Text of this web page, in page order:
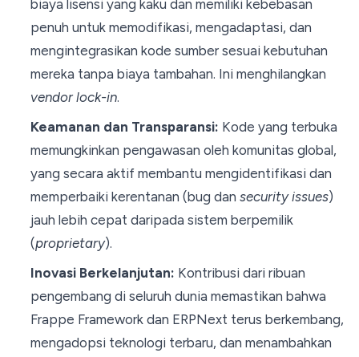
biaya lisensi yang kaku dan memiliki kebebasan
penuh untuk memodifikasi, mengadaptasi, dan
mengintegrasikan kode sumber sesuai kebutuhan
mereka tanpa biaya tambahan. Ini menghilangkan
vendor lock-in.
Keamanan dan Transparansi: Kode yang terbuka
memungkinkan pengawasan oleh komunitas global,
yang secara aktif membantu mengidentifikasi dan
memperbaiki kerentanan (bug dan security issues)
jauh lebih cepat daripada sistem berpemilik
(proprietary).
Inovasi Berkelanjutan: Kontribusi dari ribuan
pengembang di seluruh dunia memastikan bahwa
Frappe Framework dan ERPNext terus berkembang,
mengadopsi teknologi terbaru, dan menambahkan